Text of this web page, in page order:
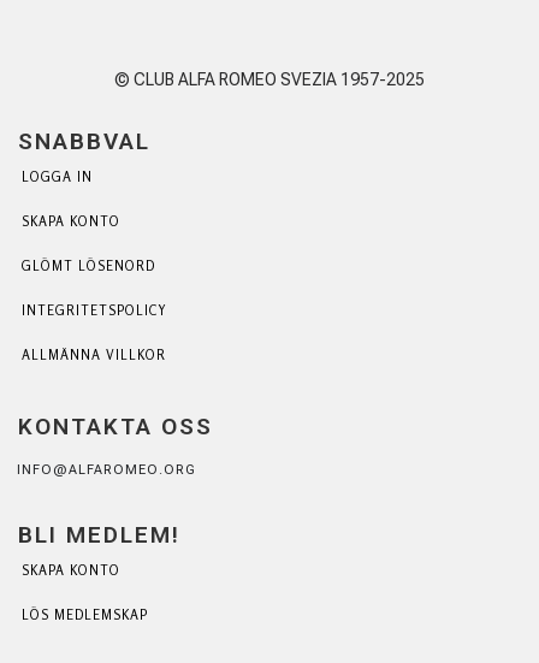
© CLUB ALFA ROMEO SVEZIA 1957-2025
SNABBVAL
LOGGA IN
SKAPA KONTO
GLÖMT LÖSENORD
INTEGRITETSPOLICY
ALLMÄNNA VILLKOR
KONTAKTA OSS
INFO@ALFAROMEO.ORG
BLI MEDLEM!
SKAPA KONTO
LÖS MEDLEMSKAP